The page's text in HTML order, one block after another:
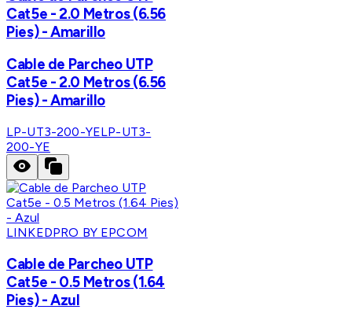
Cat5e - 2.0 Metros (6.56
Pies) - Amarillo
Cable de Parcheo UTP
Cat5e - 2.0 Metros (6.56
Pies) - Amarillo
LP-UT3-200-YELP-UT3-
200-YE
LINKEDPRO BY EPCOM
Cable de Parcheo UTP
Cat5e - 0.5 Metros (1.64
Pies) - Azul